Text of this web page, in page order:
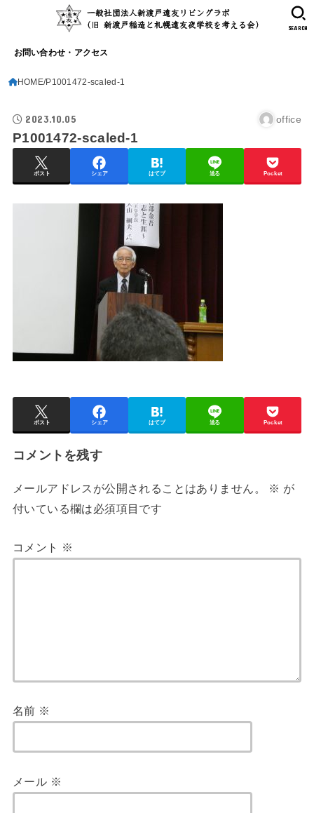
お問い合わせ・アクセス
SEARCH
HOME P1001472-scaled-1
2023.10.05 office
P1001472-scaled-1
ポスト シェア はてブ 送る Pocket
ポスト シェア はてブ 送る Pocket
コメントを残す
メールアドレスが公開されることはありません。 ※ が
付いている欄は必須項目です
コメント ※
名前 ※
メール ※